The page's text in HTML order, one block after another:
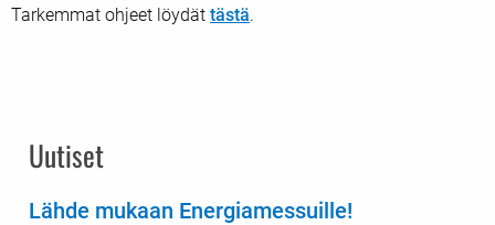
Tarkemmat ohjeet löydät tästä.
Uutiset
Lähde mukaan Energiamessuille!